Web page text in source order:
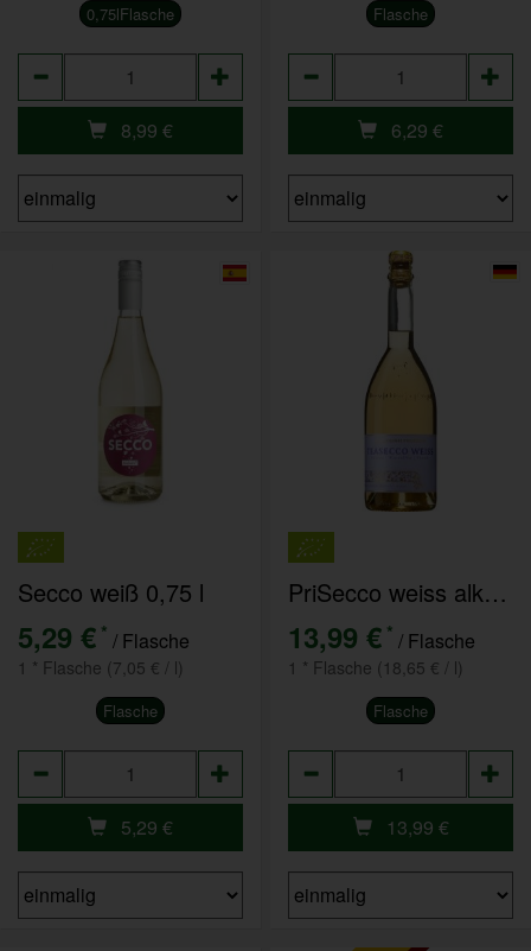
0,75lFlasche
8,99 €
Flasche
6,29 €
Secco weiß 0,75 l
5,29 € * / Flasche
1 * Flasche (7,05 € / l)
Flasche
5,29 €
PriSecco weiss alkoholfrei 0,75l
13,99 € * / Flasche
1 * Flasche (18,65 € / l)
Flasche
13,99 €